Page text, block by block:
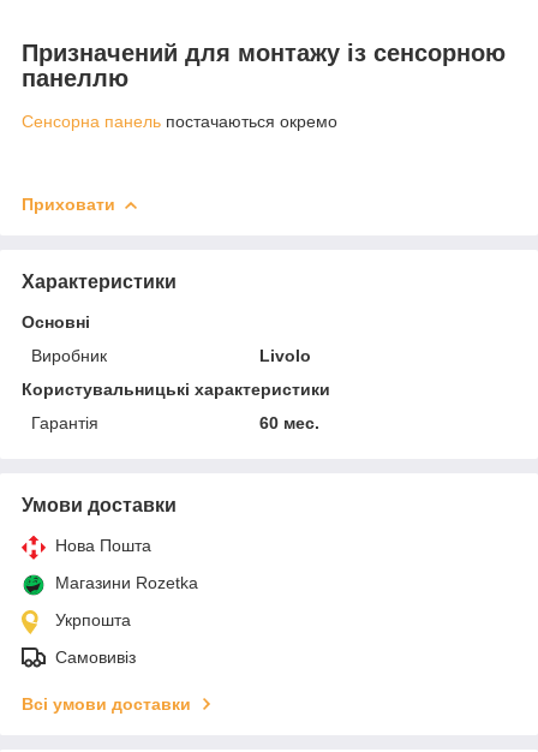
Призначений для монтажу із сенсорною
панеллю
Сенсорна панель постачаються окремо
Приховати
Характеристики
Основні
Виробник
Livolo
Користувальницькі характеристики
Гарантія
60 мес.
Умови доставки
Нова Пошта
Магазини Rozetka
Укрпошта
Самовивіз
Всі умови доставки